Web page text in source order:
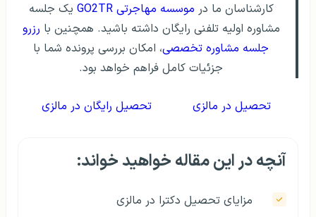
کارشناسان ما در موسسه مهاجرتی GO2TR
یک جلسه
مشاوره اولیه تلفنی رایگان داشته باشید. همچنین با رزرو
جلسه مشاوره تخصصی، امکان بررسی پرونده شما با
جزئیات کامل فراهم خواهد بود.
تحصیل در مالزی تحصیل رایگان در مالزی
آنچه در این مقاله خواهید خواند:
مزایای تحصیل دکترا در مالزی